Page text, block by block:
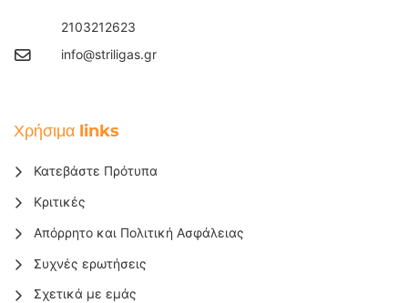
2103212623
info@striligas.gr
Χρήσιμα links
Κατεβάστε Πρότυπα
Κριτικές
Απόρρητο και Πολιτική Ασφάλειας
Συχνές ερωτήσεις
Σχετικά με εμάς